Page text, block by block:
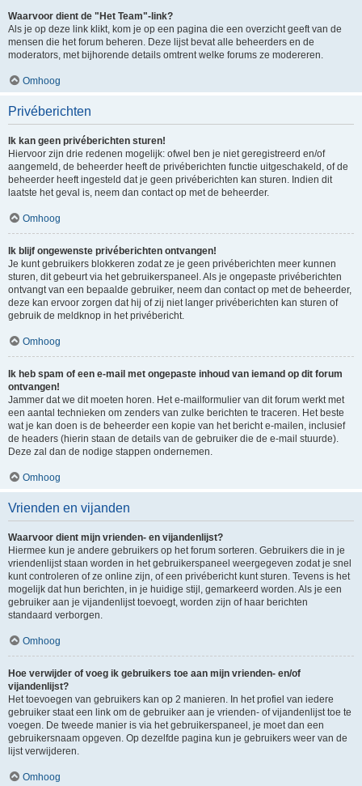
Waarvoor dient de "Het Team"-link?
Als je op deze link klikt, kom je op een pagina die een overzicht geeft van de
mensen die het forum beheren. Deze lijst bevat alle beheerders en de
moderators, met bijhorende details omtrent welke forums ze modereren.
Omhoog
Privéberichten
Ik kan geen privéberichten sturen!
Hiervoor zijn drie redenen mogelijk: ofwel ben je niet geregistreerd en/of
aangemeld, de beheerder heeft de privéberichten functie uitgeschakeld, of de
beheerder heeft ingesteld dat je geen privéberichten kan sturen. Indien dit
laatste het geval is, neem dan contact op met de beheerder.
Omhoog
Ik blijf ongewenste privéberichten ontvangen!
Je kunt gebruikers blokkeren zodat ze je geen privéberichten meer kunnen
sturen, dit gebeurt via het gebruikerspaneel. Als je ongepaste privéberichten
ontvangt van een bepaalde gebruiker, neem dan contact op met de beheerder,
deze kan ervoor zorgen dat hij of zij niet langer privéberichten kan sturen of
gebruik de meldknop in het privébericht.
Omhoog
Ik heb spam of een e-mail met ongepaste inhoud van iemand op dit forum
ontvangen!
Jammer dat we dit moeten horen. Het e-mailformulier van dit forum werkt met
een aantal technieken om zenders van zulke berichten te traceren. Het beste
wat je kan doen is de beheerder een kopie van het bericht e-mailen, inclusief
de headers (hierin staan de details van de gebruiker die de e-mail stuurde).
Deze zal dan de nodige stappen ondernemen.
Omhoog
Vrienden en vijanden
Waarvoor dient mijn vrienden- en vijandenlijst?
Hiermee kun je andere gebruikers op het forum sorteren. Gebruikers die in je
vriendenlijst staan worden in het gebruikerspaneel weergegeven zodat je snel
kunt controleren of ze online zijn, of een privébericht kunt sturen. Tevens is het
mogelijk dat hun berichten, in je huidige stijl, gemarkeerd worden. Als je een
gebruiker aan je vijandenlijst toevoegt, worden zijn of haar berichten
standaard verborgen.
Omhoog
Hoe verwijder of voeg ik gebruikers toe aan mijn vrienden- en/of
vijandenlijst?
Het toevoegen van gebruikers kan op 2 manieren. In het profiel van iedere
gebruiker staat een link om de gebruiker aan je vrienden- of vijandenlijst toe te
voegen. De tweede manier is via het gebruikerspaneel, je moet dan een
gebruikersnaam opgeven. Op dezelfde pagina kun je gebruikers weer van de
lijst verwijderen.
Omhoog